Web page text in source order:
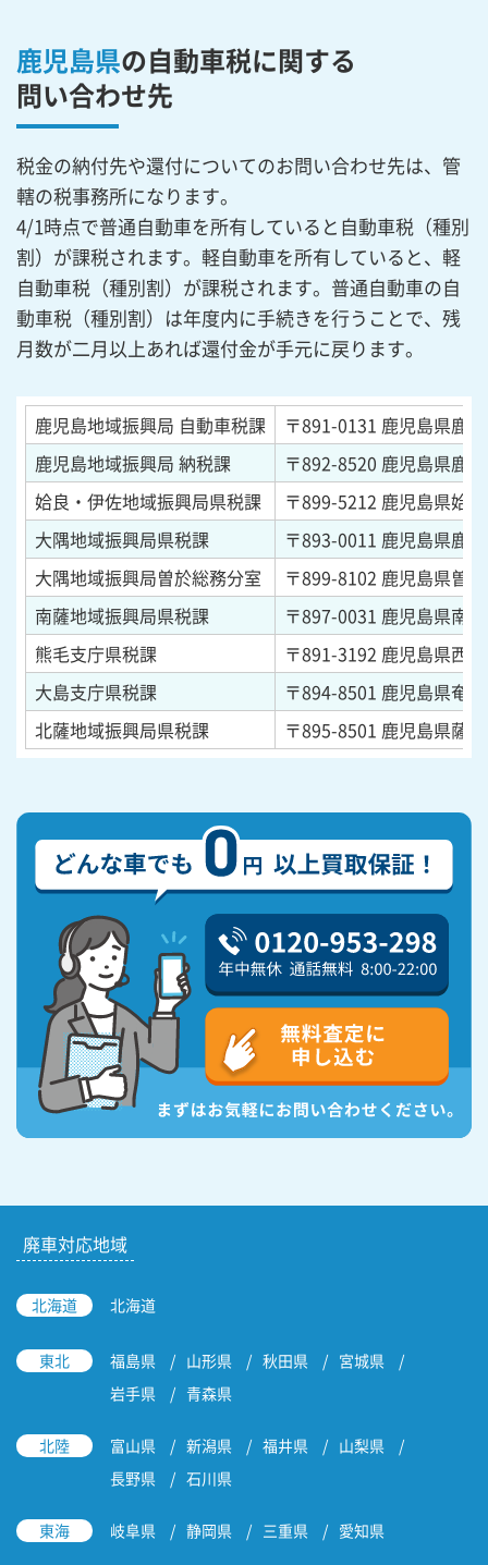
鹿児島県の自動車税に関する
問い合わせ先
税金の納付先や還付についてのお問い合わせ先は、管
轄の税事務所になります。
4/1時点で普通自動車を所有していると自動車税（種別
割）が課税されます。軽自動車を所有していると、軽
自動車税（種別割）が課税されます。普通自動車の自
動車税（種別割）は年度内に手続きを行うことで、残
月数が二月以上あれば還付金が手元に戻ります。
鹿児島地域振興局 自動車税課 〒891-0131 鹿児島県鹿
鹿児島地域振興局 納税課
〒892-8520 鹿児島県鹿
姶良・伊佐地域振興局県税課
〒899-5212 鹿児島県姶
大隅地域振興局県税課
〒893-0011 鹿児島県鹿
大隅地域振興局曽於総務分室
〒899-8102 鹿児島県曽
南薩地域振興局県税課
〒897-0031 鹿児島県南
熊毛支庁県税課
〒891-3192 鹿児島県西
大島支庁県税課
〒894-8501 鹿児島県奄
北薩地域振興局県税課
〒895-8501 鹿児島県薩
廃車対応地域
北海道 北海道
東北 福島県 山形県 秋田県
宮城県
岩手県
青森県
北陸 富山県 新潟県 福井県
山梨県
長野県
石川県
東海 岐阜県 静岡県 三重県 愛知県